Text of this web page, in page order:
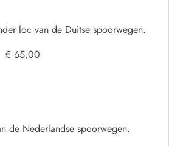
loc van de Duitse spoorwegen.
€ 65,00
de Nederlandse spoorwegen.